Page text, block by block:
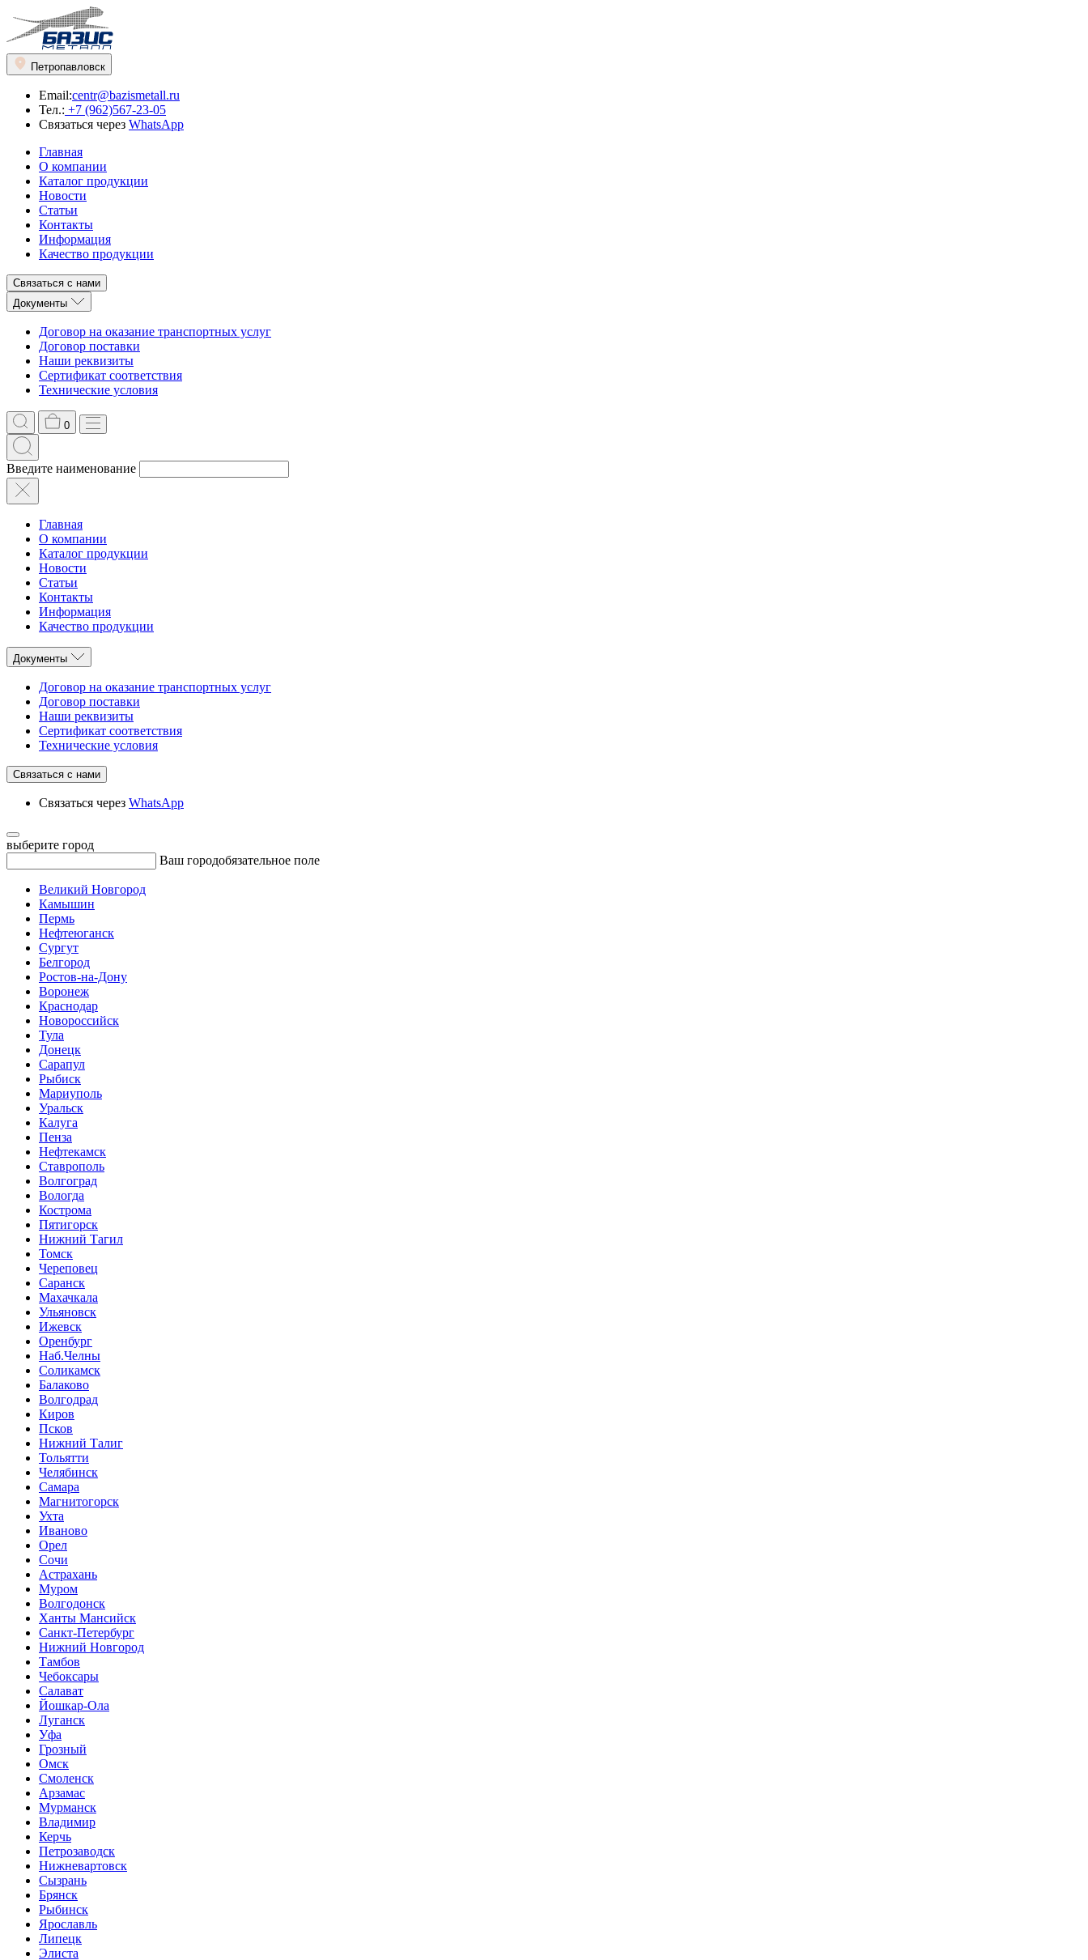
Петропавловск
Email:centr@bazismetall.ru
Тел.: +7 (962)567-23-05
Связаться через WhatsApp
Главная
О компании
Каталог продукции
Новости
Статьи
Контакты
Информация
Качество продукции
Связаться с нами
Документы
Договор на оказание транспортных услуг
Договор поставки
Наши реквизиты
Сертификат соответствия
Технические условия
0
Введите наименование
Главная
О компании
Каталог продукции
Новости
Статьи
Контакты
Информация
Качество продукции
Документы
Договор на оказание транспортных услуг
Договор поставки
Наши реквизиты
Сертификат соответствия
Технические условия
Связаться с нами
Связаться через WhatsApp
выберите город
Ваш городобязательное поле
Великий Новгород
Камышин
Пермь
Нефтеюганск
Сургут
Белгород
Ростов-на-Дону
Воронеж
Краснодар
Новороссийск
Тула
Донецк
Сарапул
Рыбиск
Мариуполь
Уральск
Калуга
Пенза
Нефтекамск
Ставрополь
Волгоград
Вологда
Кострома
Пятигорск
Нижний Тагил
Томск
Череповец
Саранск
Махачкала
Ульяновск
Ижевск
Оренбург
Наб.Челны
Соликамск
Балаково
Волгодрад
Киров
Псков
Нижний Талиг
Тольятти
Челябинск
Самара
Магнитогорск
Ухта
Иваново
Орел
Сочи
Астрахань
Муром
Волгодонск
Ханты Мансийск
Санкт-Петербург
Нижний Новгород
Тамбов
Чебоксары
Салават
Йошкар-Ола
Луганск
Уфа
Грозный
Омск
Смоленск
Арзамас
Мурманск
Владимир
Керчь
Петрозаводск
Нижневартовск
Сызрань
Брянск
Рыбинск
Ярославль
Липецк
Элиста